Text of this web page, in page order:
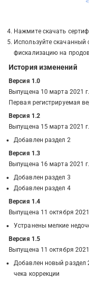
Нажмите скачать
Используйте скачанный
фискализацию на
История изменений
Версия 1.0
Выпущена 10 марта 2021 г.
Первая регистрируемая
Версия 1.2
Выпущена 15 марта 2021 г.
Добавлен раздел 2
Версия 1.3
Выпущена 16 марта 2021 г.
Добавлен раздел 3
Добавлен раздел 4
Версия 1.4
Выпущена 11 октября
Устранены мелкие
Версия 1.5
Выпущена 11 октября
Добавлен новый раздел
чека коррекции